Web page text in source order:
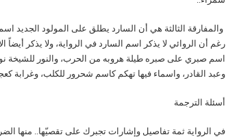
والمفارقة الثالثة هي أن السارد يطلق على المولود الجديد
رغم أن الروائي لا يذكر اسم السارد في الرواية، ولا يذكر أيضاً
اسم صبري على صبره طيلة هروبه من الحرب، والنور للشيخة
وعبد القادر، واسماء فيها تهكم كاسم شحرور للكلب، وغرابة
أسئلة الترجمة
في الرواية ثمة تفاصيل وإشارات تجبرك على تقصيّها.. منها